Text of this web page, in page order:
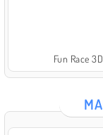
Fun Race 3D